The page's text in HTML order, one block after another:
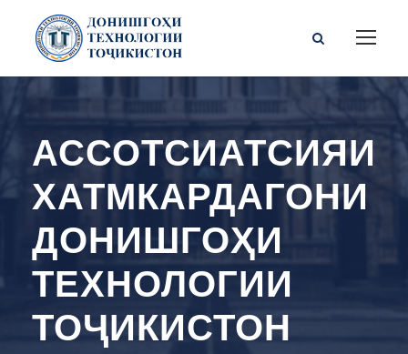
АССОТСИАТСИЯИ
ХАТМКАРДАГОНИ
ДОНИШГОҲИ
ТЕХНОЛОГИИ
ТОҶИКИСТОН